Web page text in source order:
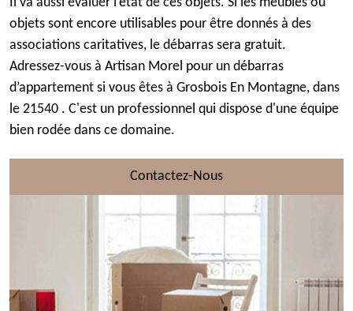
objets sont encore utilisables pour être donnés à des
associations caritatives, le débarras sera gratuit.
Adressez-vous à Artisan Morel pour un débarras
d’appartement si vous êtes à Grosbois En Montagne, dans
le 21540 . C'est un professionnel qui dispose d'une équipe
bien rodée dans ce domaine.
Contactez-Nous